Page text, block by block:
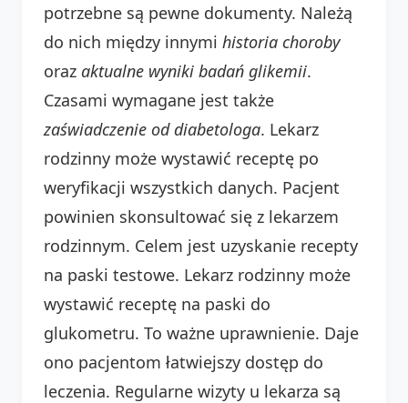
potrzebne są pewne dokumenty. Należą
do nich między innymi historia choroby
oraz aktualne wyniki badań glikemii.
Czasami wymagane jest także
zaświadczenie od diabetologa. Lekarz
rodzinny może wystawić receptę po
weryfikacji wszystkich danych. Pacjent
powinien skonsultować się z lekarzem
rodzinnym. Celem jest uzyskanie recepty
na paski testowe. Lekarz rodzinny może
wystawić receptę na paski do
glukometru. To ważne uprawnienie. Daje
ono pacjentom łatwiejszy dostęp do
leczenia. Regularne wizyty u lekarza są